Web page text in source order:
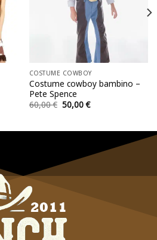
COSTUME COWBOY
Costume cowboy bambino –
Pete Spence
60,00€ Il
prezzo
60,00 €.
50,00€Il
prezzo
50,00 €.